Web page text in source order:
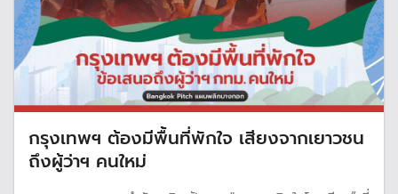
กรุงเทพฯ ต้องมีพื้นที่พักใจ เสียงจากเยาวชน
ถึงผู้ว่าฯ คนใหม่